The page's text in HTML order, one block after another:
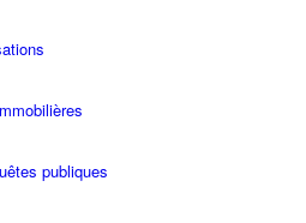
publiques